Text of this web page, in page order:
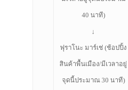
40 นาที)
↓
ฟุราโนะ มาร์เช่ (ช้อปปิ้ง
สินค้าพื้นเมือง/มีเวลาอยู่
จุดนี้ประมาณ 30 นาที)